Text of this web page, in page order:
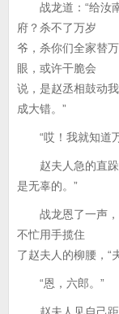
战龙道：“给汝南
府？杀不了万岁
爷，杀你们全家替
眼，或许干脆会
说，是赵丞相鼓动
成大错。”
“哎！我就知道
赵夫人急的直跺
是无辜的。”
战龙恩了一声，
不忙用手揽住
了赵夫人的柳腰，“
“恩，六郎。”